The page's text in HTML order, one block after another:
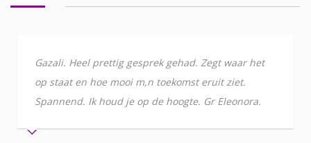
Gazali. Heel prettig gesprek gehad. Zegt waar het
op staat en hoe mooi m,n toekomst eruit ziet.
Spannend. Ik houd je op de hoogte. Gr Eleonora.